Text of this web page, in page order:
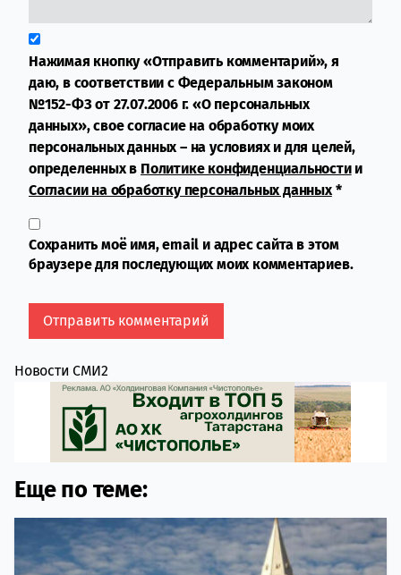
Нажимая кнопку «Отправить комментарий», я
даю, в соответствии с Федеральным законом
№152-ФЗ от 27.07.2006 г. «О персональных
данных», свое согласие на обработку моих
персональных данных – на условиях и для целей,
определенных в Политике конфиденциальностии
Согласии на обработку персональных данных*
Сохранить моё имя, email и адрес сайта в этом
браузере для последующих моих комментариев.
Новости СМИ2
Еще по теме: